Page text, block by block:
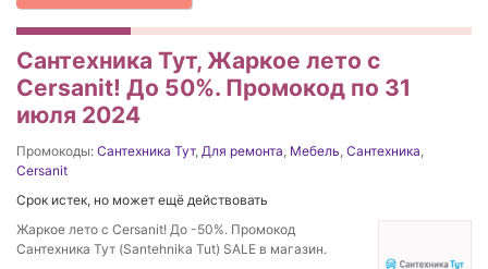
Сантехника Тут, Жаркое лето с
Cersanit! До 50%. Промокод по 31
июля 2024
Промокоды: Сантехника Тут, Для ремонта, Мебель, Сантехника,
Cersanit
Срок истек, но может ещё действовать
Жаркое лето с Cersanit! До -50%. Промокод
Сантехника Тут (Santehnika Tut) SALE в магазин.